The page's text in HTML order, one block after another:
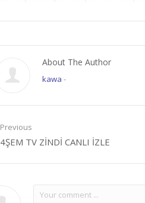
About The Author
kawa -
Previous
4ŞEM TV ZINDI CANLI IZLE